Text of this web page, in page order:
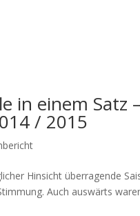
in einem Satz
/ 2015
Hinsicht überragende
Auch auswärts